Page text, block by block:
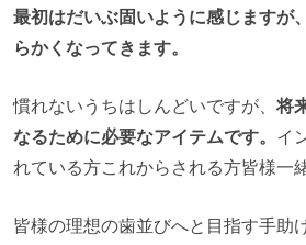
最初はだいぶ固いように感じますが
らかくなってきます。
慣れないうちはしんどいですが、将
なるために必要なアイテムです。 イ
れている方これからされる方皆様一
皆様の理想の歯並びへと目指す手助